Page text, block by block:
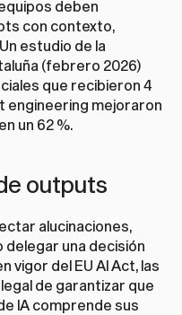
deben
con contexto,
estudio de la
(febrero 2026)
que recibieron 4
engineering mejoraron
un 62 %.
outputs
alucinaciones,
una decisión
vigor del EU AI Act, las
de garantizar que
IA comprende sus